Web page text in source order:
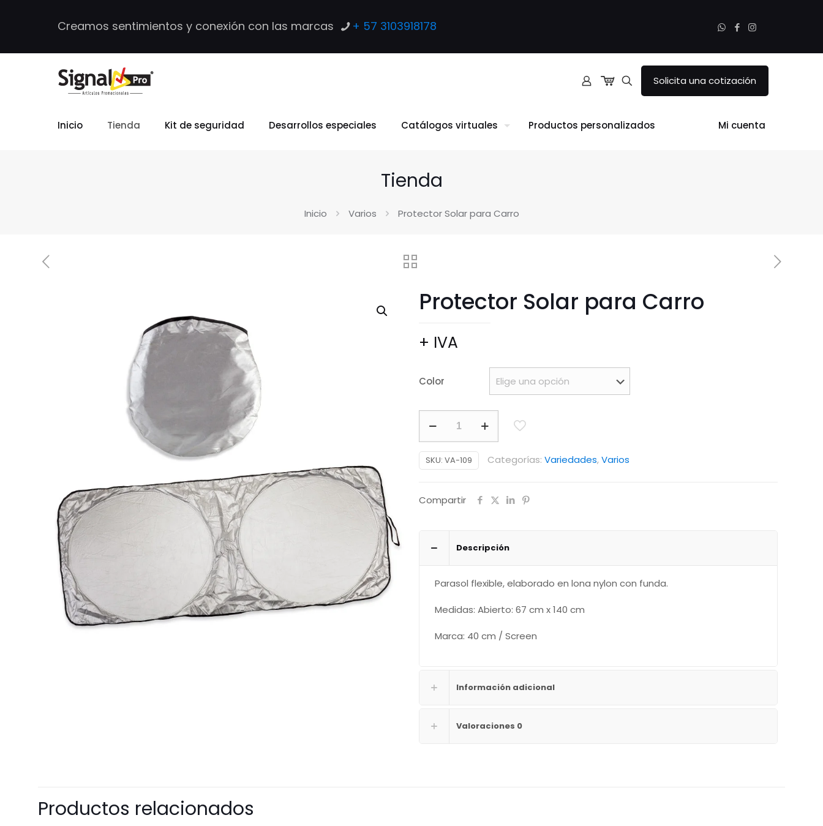
Creamos sentimientos y conexión con las marcas + 57 3103918178
Solicita una cotización
Inicio Tienda Kit de seguridad Desarrollos especiales Catálogos virtuales Productos personalizados Mi cuenta
Tienda
Inicio Varios Protector Solar para Carro
Protector Solar para Carro
+ IVA
Color
para
Carro
SKU: VA-109 Categorías: Variedades,Varios
Compartir
Descripción
Parasol flexible, elaborado en lona nylon con funda.
Medidas: Abierto: 67 cm x 140 cm
Marca: 40 cm / Screen
Información adicional
Valoraciones 0
Productos relacionados